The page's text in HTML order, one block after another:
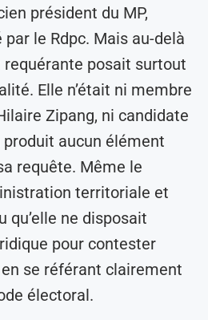
président du MP,
le Rdpc. Mais au-delà
posait surtout
Elle n’était ni membre
Zipang, ni candidate
produit aucun élément
requête. Même le
territoriale et
qu’elle ne disposait
pour contester
se référant clairement
électoral.